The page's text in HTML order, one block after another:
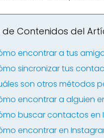
de Contenidos del
encontrar a tus
sincronizar tus
son otros métodos
encontrar a alguien
buscar contactos en
encontrar en